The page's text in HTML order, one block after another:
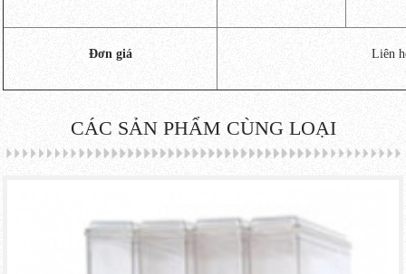
Đơn giá Liên
CÁC SẢN PHẨM CÙNG LOẠI